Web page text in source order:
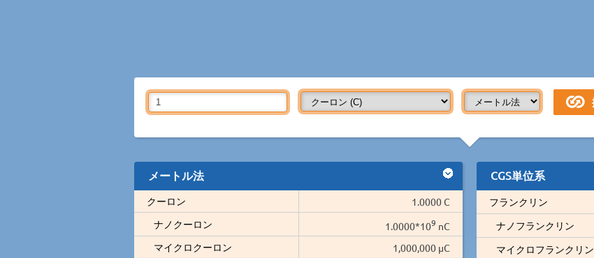
メートル法
クーロン
1.0000 C
ナノクーロン
1.0000*109 nC
マイクロクーロン
1,000,000 µC
CGS単位系
フランクリン
ナノフランクリン
マイクロフランクリン